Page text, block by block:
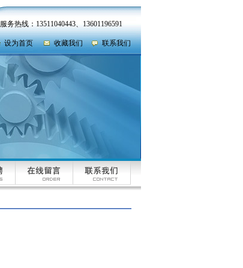
服务热线：13511040443、13601196591
设为首页 收藏我们 联系我们